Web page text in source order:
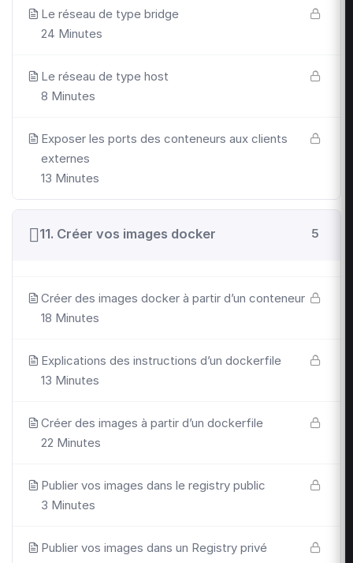
Le réseau de type bridge
24 Minutes
Le réseau de type host
8 Minutes
Exposer les ports des conteneurs aux clients
externes
13 Minutes
11. Créer vos images docker 5
Créer des images docker à partir d’un conteneur
18 Minutes
Explications des instructions d’un dockerfile
13 Minutes
Créer des images à partir d’un dockerfile
22 Minutes
Publier vos images dans le registry public
3 Minutes
Publier vos images dans un Registry privé